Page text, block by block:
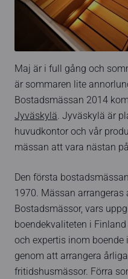
Maj är i full gång och
är sommaren lite
Bostadsmässan 2014
Jyväskylä. Jyväskylä är
huvudkontor och vår
mässan att vara nästan
Den första
1970. Mässan
Bostadsmässor, vars
boendekvaliteten i
och expertis inom boende
genom att arrangera
fritidshusmässor. Förra